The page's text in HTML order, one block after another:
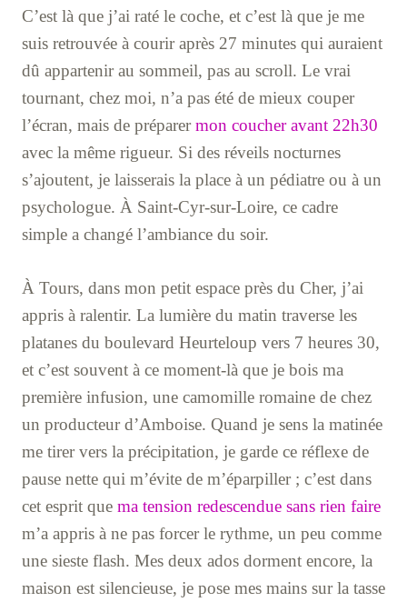
C’est là que j’ai raté le coche, et c’est là que je me
suis retrouvée à courir après 27 minutes qui auraient
dû appartenir au sommeil, pas au scroll. Le vrai
tournant, chez moi, n’a pas été de mieux couper
l’écran, mais de préparermon coucher avant 22h30
avec la même rigueur. Si des réveils nocturnes
s’ajoutent, je laisserais la place à un pédiatre ou à un
psychologue. À Saint-Cyr-sur-Loire, ce cadre
simple a changé l’ambiance du soir.
À Tours, dans mon petit espace près du Cher, j’ai
appris à ralentir. La lumière du matin traverse les
platanes du boulevard Heurteloup vers 7 heures 30,
et c’est souvent à ce moment-là que je bois ma
première infusion, une camomille romaine de chez
un producteur d’Amboise. Quand je sens la matinée
me tirer vers la précipitation, je garde ce réflexe de
pause nette qui m’évite de m’éparpiller ; c’est dans
cet esprit que ma tension redescendue sans rien faire
m’a appris à ne pas forcer le rythme, un peu comme
une sieste flash. Mes deux ados dorment encore, la
maison est silencieuse, je pose mes mains sur la tasse